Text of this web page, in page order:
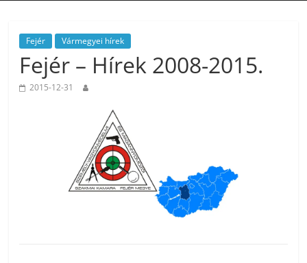
Fejér Vármegyei hírek
Fejér – Hírek 2008-2015.
2015-12-31